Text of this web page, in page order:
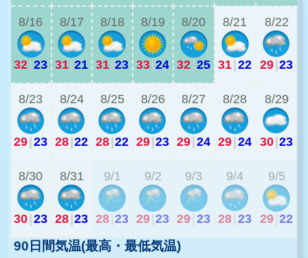
8/16
32 23
8/17
31 21
8/18
31 23
8/19
33 24
8/20
32 25
8/21
31 22
8/22
29 23
8/23
29 23
8/24
28 22
8/25
28 22
8/26
29 23
8/27
29 24
8/28
29 24
8/29
30 23
8/30
30 23
8/31
28 23
9/1
28 23
9/2
29 23
9/3
29 23
9/4
28 23
9/5
29 22
90日間気温(最高・最低気温)